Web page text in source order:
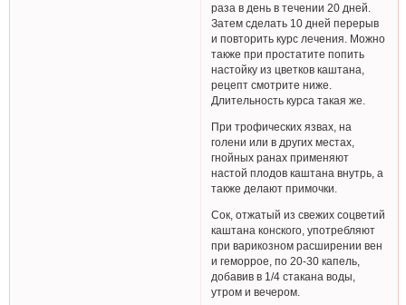
раза в день в течении 20 дней.
Затем сделать 10 дней перерыв
и повторить курс лечения. Можно
также при простатите попить
настойку из цветков каштана,
рецепт смотрите ниже.
Длительность курса такая же.
При трофических язвах, на
голени или в других местах,
гнойных ранах применяют
настой плодов каштана внутрь, а
также делают примочки.
Сок, отжатый из свежих соцветий
каштана конского, употребляют
при варикозном расширении вен
и геморрое, по 20-30 капель,
добавив в 1/4 стакана воды,
утром и вечером.